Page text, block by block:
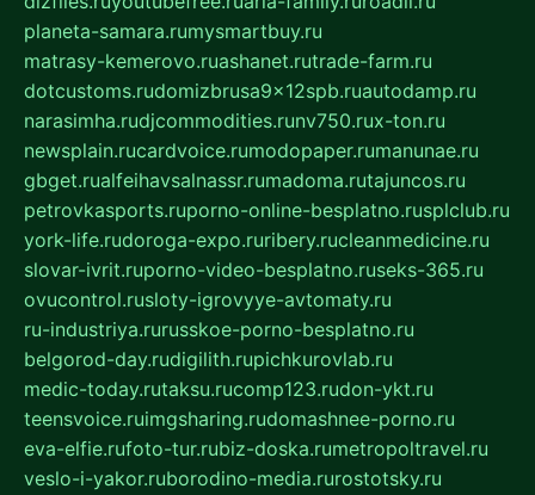
planeta-samara.rumysmartbuy.ru
matrasy-kemerovo.ruashanet.rutrade-farm.ru
dotcustoms.rudomizbrusa9x12spb.ruautodamp.ru
narasimha.rudjcommodities.runv750.rux-ton.ru
newsplain.rucardvoice.rumodopaper.rumanunae.ru
gbget.rualfeihavsalnassr.rumadoma.rutajuncos.ru
petrovkasports.ruporno-online-besplatno.rusplclub.ru
york-life.rudoroga-expo.ruribery.rucleanmedicine.ru
slovar-ivrit.ruporno-video-besplatno.ruseks-365.ru
ovucontrol.rusloty-igrovyye-avtomaty.ru
ru-industriya.rurusskoe-porno-besplatno.ru
belgorod-day.rudigilith.rupichkurovlab.ru
medic-today.rutaksu.rucomp123.rudon-ykt.ru
teensvoice.ruimgsharing.rudomashnee-porno.ru
eva-elfie.rufoto-tur.rubiz-doska.rumetropoltravel.ru
veslo-i-yakor.ruborodino-media.rurostotsky.ru